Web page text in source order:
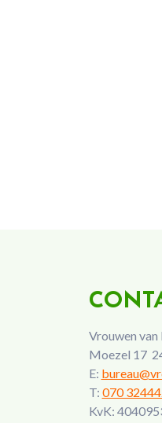
Vrouwen van
Moezel 17
E:
T: 070
KvK: